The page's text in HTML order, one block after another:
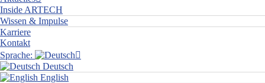
Inside ARTECH
Wissen & Impulse
Karriere
Kontakt
Sprache:
Deutsch
English